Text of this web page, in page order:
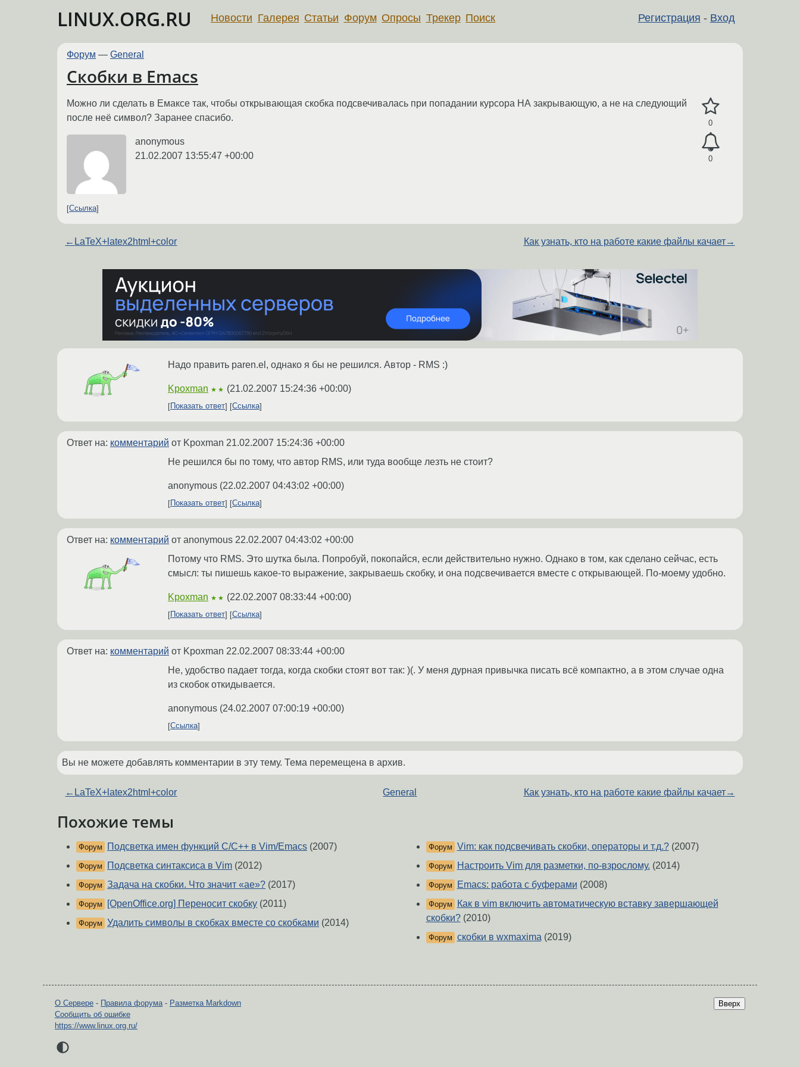
LINUX.ORG.RU Регистрация - Вход
Новости Галерея Статьи Форум Опросы Трекер Поиск
Форум — General
Скобки в Emacs
0
0
Можно ли сделать в Емаксе так, чтобы открывающая скобка подсвечивалась при попадании курсора НА закрывающую, а не на следующий
после неё символ? Заранее спасибо.
anonymous
21.02.2007 13:55:47 +00:00
Ссылка
← LaTeX+latex2html+color Как узнать, кто на работе какие файлы качает→
Надо править paren.el, однако я бы не решился. Автор - RMS :)
Kpoxman ★★ (21.02.2007 15:24:36 +00:00)
Показать ответ Ссылка
Ответ на: комментарий от Kpoxman 21.02.2007 15:24:36 +00:00
Не решился бы по тому, что автор RMS, или туда вообще лезть не стоит?
anonymous (22.02.2007 04:43:02 +00:00)
Показать ответ Ссылка
Ответ на: комментарий от anonymous 22.02.2007 04:43:02 +00:00
Потому что RMS. Это шутка была. Попробуй, покопайся, если действительно нужно. Однако в том, как сделано сейчас, есть
смысл: ты пишешь какое-то выражение, закрываешь скобку, и она подсвечивается вместе с открывающей. По-моему удобно.
Kpoxman ★★ (22.02.2007 08:33:44 +00:00)
Показать ответ Ссылка
Ответ на: комментарий от Kpoxman 22.02.2007 08:33:44 +00:00
Не, удобство падает тогда, когда скобки стоят вот так: )(. У меня дурная привычка писать всё компактно, а в этом случае одна
из скобок откидывается.
anonymous (24.02.2007 07:00:19 +00:00)
Ссылка
Вы не можете добавлять комментарии в эту тему. Тема перемещена в архив.
← LaTeX+latex2html+color General Как узнать, кто на работе какие файлы качает→
Похожие темы
Форум Подсветка имен функций C/C++ в Vim/Emacs (2007)
Форум Подсветка синтаксиса в Vim (2012)
Форум Задача на скобки. Что значит «ae»? (2017)
Форум [OpenOffice.org] Переносит скобку (2011)
Форум Удалить символы в скобках вместе со скобками (2014)
Форум Vim: как подсвечивать скобки, операторы и т.д.?(2007)
Форум Настроить Vim для разметки, по-взрослому. (2014)
Форум Emacs: работа с буферами (2008)
Форум
Как в vim включить автоматическую вставку завершающей
скобки?(2010)
Форум скобки в wxmaxima(2019)
Вверх
О Сервере - Правила форума- Разметка Markdown
Сообщить об ошибке
https://www.linux.org.ru/